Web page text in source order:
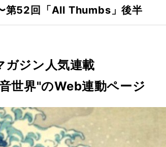
第52回「All Thumbs」後半
ガジン人気連載
世界"のWeb連動ページ